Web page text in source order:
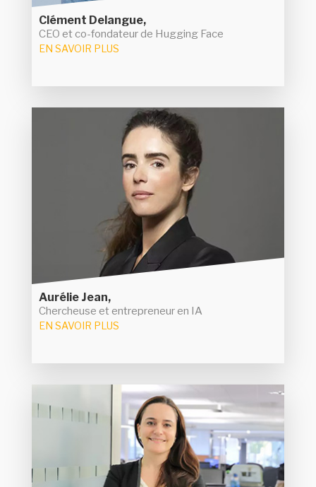
Clément Delangue,
CEO et co-fondateur de Hugging Face
EN SAVOIR PLUS
avec les grands acteurs IT : AWS, Google,...).
Aurélie Jean,
Chercheuse et entrepreneur en IA
EN SAVOIR PLUS
Aurélie Jean
Multi-diplômée, Aurélie Jean s'est rapidement
tournée vers les algorithmes et l'IA. Elle a fondé
plusieurs sociétés dans ce domaine dont une
dédiée à la santé. Chercheuse, elle n'oublie pas la
transmission en étant
la première marraine de
l'école IA de Microsoft et Simplon
et en éditant
des ouvrages sur les algorithmes.
Laurence Lacombe
Nommée en avril 2016 à la DSI du groupe LDLC,
Laurence Lacombe est aussi très impliquée dans
l'écosystème IT de la région Auvergne-Rhône
Alpes en devenant présidente de l'ADIRA. Au sein